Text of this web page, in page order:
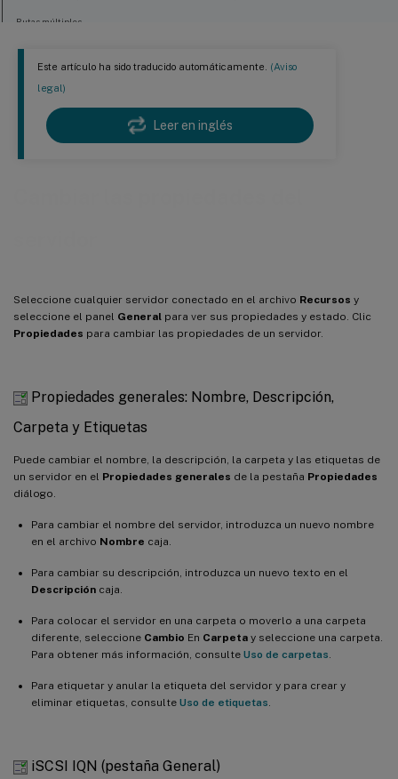
Este artículo ha sido traducido automáticamente. (Aviso
legal)
Leer en inglés
Seleccione cualquier servidor conectado en el archivo Recursos y
seleccione el panel General para ver sus propiedades y estado. Clic
Propiedades para cambiar las propiedades de un servidor.
Propiedades generales: Nombre, Descripción,
Carpeta y Etiquetas
Puede cambiar el nombre, la descripción, la carpeta y las etiquetas de
un servidor en el Propiedades generales de la pestaña Propiedades
diálogo.
Para cambiar el nombre del servidor, introduzca un nuevo nombre
en el archivo Nombre caja.
Para cambiar su descripción, introduzca un nuevo texto en el
Descripción caja.
Para colocar el servidor en una carpeta o moverlo a una carpeta
diferente, seleccione Cambio En Carpeta y seleccione una carpeta.
Para obtener más información, consulte Uso de carpetas
Para etiquetar y anular la etiqueta del servidor y para crear y
eliminar etiquetas, consulte Uso de etiquetas
iSCSI IQN (pestaña General)
Rutas múltiples
Encendido (servidores independientes)